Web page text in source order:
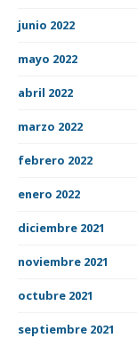
junio 2022
mayo 2022
abril 2022
marzo 2022
febrero 2022
enero 2022
diciembre 2021
noviembre 2021
octubre 2021
septiembre 2021